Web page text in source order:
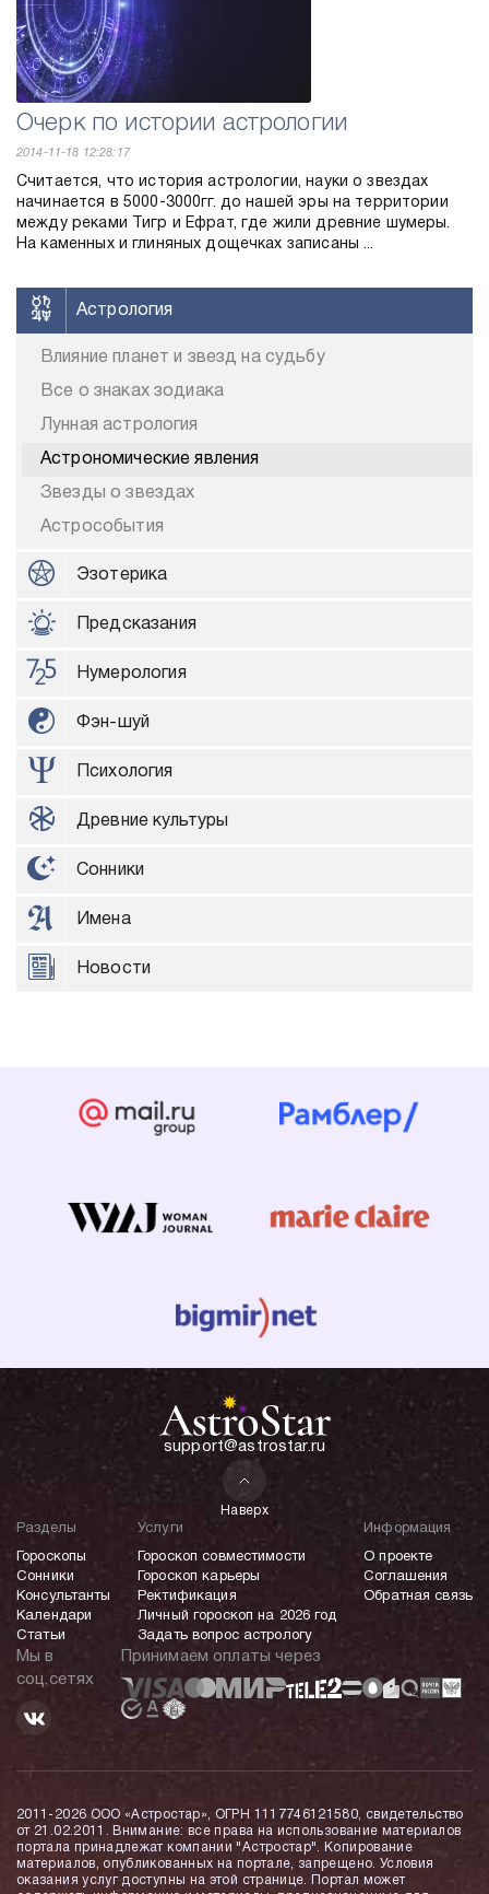
Очерк по истории астрологии
2014-11-18 12:28:17
Считается, что история астрологии, науки о звездах
начинается в 5000-3000гг. до нашей эры на территории
между реками Тигр и Ефрат, где жили древние шумеры.
На каменных и глиняных дощечках записаны ...
Астрология
Влияние планет и звезд на судьбу
Все о знаках зодиака
Лунная астрология
Астрономические явления
Звезды о звездах
Астрособытия
Эзотерика
Предсказания
Нумерология
Фэн-шуй
Психология
Древние культуры
Сонники
Имена
Новости
support@astrostar.ru
Наверх
Разделы
Гороскопы
Сонники
Консультанты
Календари
Статьи
Услуги
Гороскоп совместимости
Гороскоп карьеры
Ректификация
Личный гороскоп на 2026 год
Задать вопрос астрологу
Информация
О проекте
Соглашения
Обратная связь
Мы в
соц.сетях
Принимаем оплаты через
2011-2026 ООО «Астростар», ОГРН 1117746121580, свидетельство
от 21.02.2011. Внимание: все права на использование материалов
портала принадлежат компании "Астростар". Копирование
материалов, опубликованных на портале, запрещено. Условия
оказания услуг доступны на этой странице. Портал может